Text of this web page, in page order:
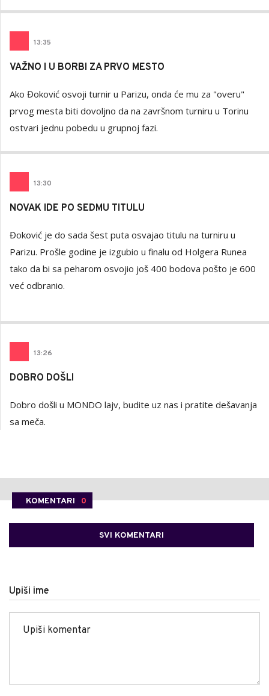
13:35
VAŽNO I U BORBI ZA PRVO MESTO
Ako Đoković osvoji turnir u Parizu, onda će mu za "overu"
prvog mesta biti dovoljno da na završnom turniru u Torinu
ostvari jednu pobedu u grupnoj fazi.
13:30
NOVAK IDE PO SEDMU TITULU
Đoković je do sada šest puta osvajao titulu na turniru u
Parizu. Prošle godine je izgubio u finalu od Holgera Runea
tako da bi sa peharom osvojio još 400 bodova pošto je 600
već odbranio.
13:26
DOBRO DOŠLI
Dobro došli u MONDO lajv, budite uz nas i pratite dešavanja
sa meča.
KOMENTARI 0
SVI KOMENTARI
Upiši ime